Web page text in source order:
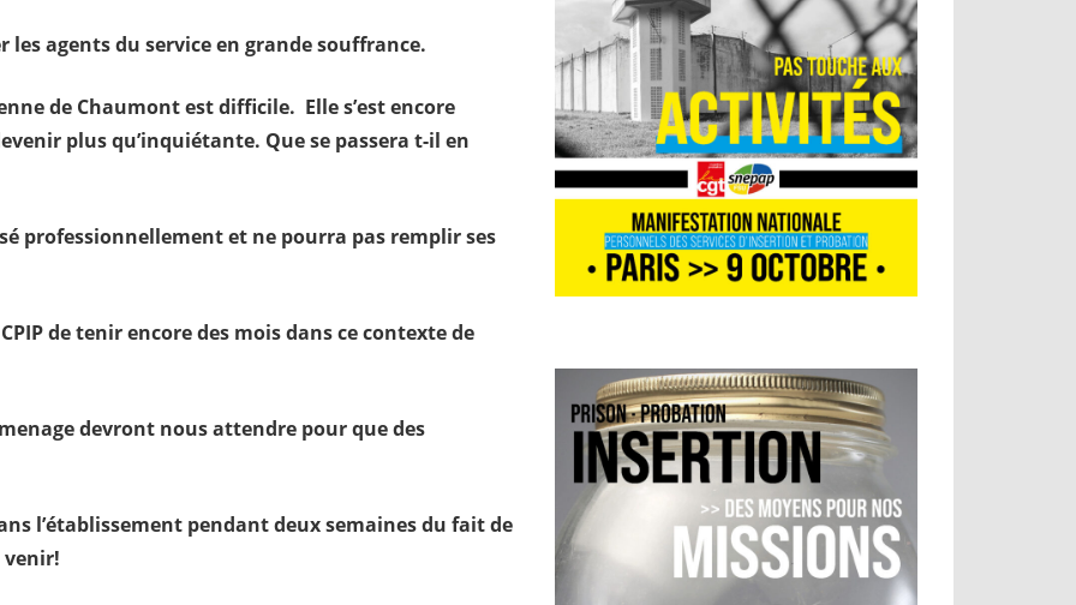
les agents du service en grande souffrance.
de Chaumont est difficile. Elle s’est encore
plus qu’inquiétante. Que se passera t-il en
professionnellement et ne pourra pas remplir ses
de tenir encore des mois dans ce contexte de
devront nous attendre pour que des
l’établissement pendant deux semaines du fait de
venir!